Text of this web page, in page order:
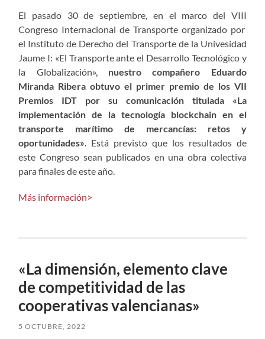
El pasado 30 de septiembre, en el marco del VIII
Congreso Internacional de Transporte organizado por
el Instituto de Derecho del Transporte de la Univesidad
Jaume I: «El Transporte ante el Desarrollo Tecnológico y
la Globalización», nuestro compañero Eduardo
Miranda Ribera obtuvo el primer premio de los VII
Premios IDT por su comunicación titulada «La
implementación de la tecnología blockchain en el
transporte marítimo de mercancías: retos y
oportunidades». Está previsto que los resultados de
este Congreso sean publicados en una obra colectiva
para finales de este año.
Más información>
«La dimensión, elemento clave
de competitividad de las
cooperativas valencianas»
5 OCTUBRE, 2022